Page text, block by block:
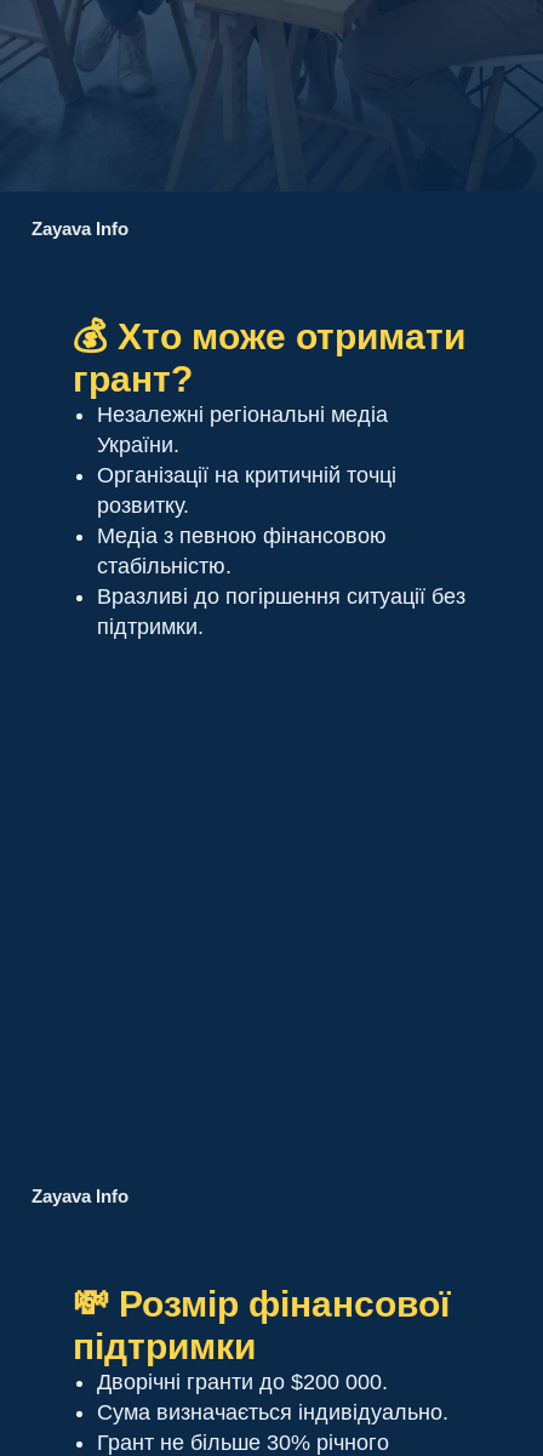
Zayava Info
💰 Хто може отримати
грант?
Незалежні регіональні медіа
України.
Організації на критичній точці
розвитку.
Медіа з певною фінансовою
стабільністю.
Вразливі до погіршення ситуації без
підтримки.
Zayava Info
💸 Розмір фінансової
підтримки
Дворічні гранти до $200 000.
Сума визначається індивідуально.
Грант не більше 30% річного